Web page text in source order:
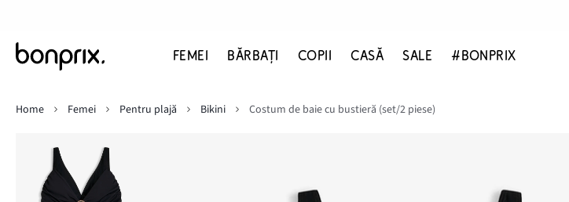
FEMEI BĂRBAŢI COPII CASĂ SALE #BONPRIX
Home
Femei Pentru plajă Bikini Costum de baie cu bustieră (set/2 piese)